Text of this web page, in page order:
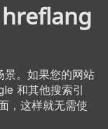
。如果您的网站
和其他搜索引
，这样就无需使